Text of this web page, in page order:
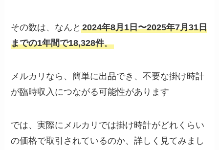
その数は、なんと2024年8月1日〜2025年7月31日
までの1年間で18,328件。
メルカリなら、簡単に出品でき、不要な掛け時計
が臨時収入につながる可能性があります
では、実際にメルカリでは掛け時計がどれくらい
の価格で取引されているのか、詳しく見てみまし